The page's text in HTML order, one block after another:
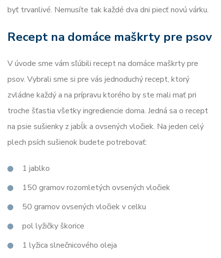
byť trvanlivé. Nemusíte tak každé dva dni piecť novú várku.
Recept na domáce maškrty pre psov
V úvode sme vám sľúbili recept na domáce maškrty pre
psov. Vybrali sme si pre vás jednoduchý recept, ktorý
zvládne každý a na prípravu ktorého by ste mali mať pri
troche šťastia všetky ingrediencie doma. Jedná sa o recept
na psie sušienky z jabĺk a ovsených vločiek. Na jeden celý
plech psích sušienok budete potrebovať:
1 jablko
150 gramov rozomletých ovsených vločiek
50 gramov ovsených vločiek v celku
pol lyžičky škorice
1 lyžica slnečnicového oleja